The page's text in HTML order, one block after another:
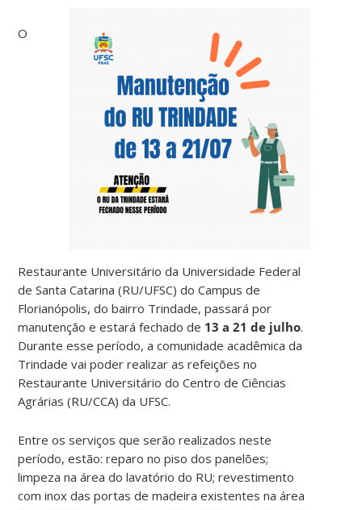
O
Restaurante Universitário da Universidade Federal
de Santa Catarina (RU/UFSC) do Campus de
Florianópolis, do bairro Trindade, passará por
manutenção e estará fechado de 13 a 21 de julho.
Durante esse período, a comunidade acadêmica da
Trindade vai poder realizar as refeições no
Restaurante Universitário do Centro de Ciências
Agrárias (RU/CCA) da UFSC.
Entre os serviços que serão realizados neste
período, estão: reparo no piso dos panelões;
limpeza na área do lavatório do RU; revestimento
com inox das portas de madeira existentes na área